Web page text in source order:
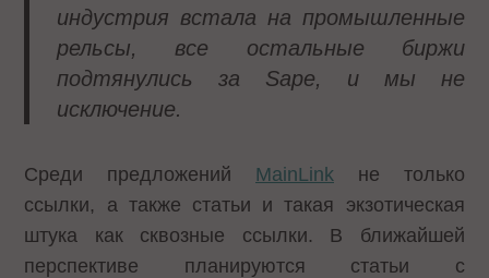
индустрия встала на промышленные
рельсы, все остальные биржи
подтянулись за Sape, и мы не
исключение.
Среди предложений MainLink не только
ссылки, а также статьи и такая экзотическая
штука как сквозные ссылки. В ближайшей
перспективе планируются статьи с